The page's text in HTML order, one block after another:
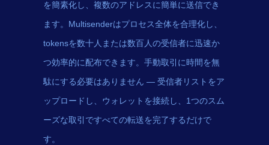
を簡素化し、複数のアドレスに簡単に送信でき
ます。Multisenderはプロセス全体を合理化し、
tokensを数十人または数百人の受信者に迅速か
つ効率的に配布できます。手動取引に時間を無
駄にする必要はありません — 受信者リストをア
ップロードし、ウォレットを接続し、1つのスム
ーズな取引ですべての転送を完了するだけで
す。